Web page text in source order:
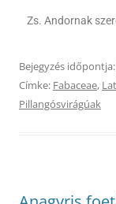
Zs. Andornak
Bejegyzés időpontja:
Címke: Fabaceae,
Pillangósvirágúak